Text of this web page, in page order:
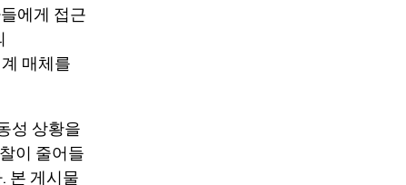
에게 접근
매체를
성 상황을
이 줄어들
본 게시물